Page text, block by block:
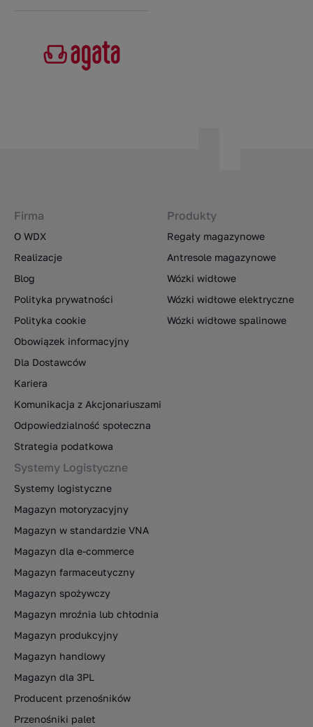
Firma
O WDX
Realizacje
Blog
Polityka prywatności
Polityka cookie
Obowiązek informacyjny
Dla Dostawców
Kariera
Komunikacja z Akcjonariuszami
Odpowiedzialność społeczna
Strategia podatkowa
Produkty
Regały magazynowe
Antresole magazynowe
Wózki widłowe
Wózki widłowe elektryczne
Wózki widłowe spalinowe
Systemy Logistyczne
Systemy logistyczne
Magazyn motoryzacyjny
Magazyn w standardzie VNA
Magazyn dla e-commerce
Magazyn farmaceutyczny
Magazyn spożywczy
Magazyn mroźnia lub chłodnia
Magazyn produkcyjny
Magazyn handlowy
Magazyn dla 3PL
Producent przenośników
Przenośniki palet